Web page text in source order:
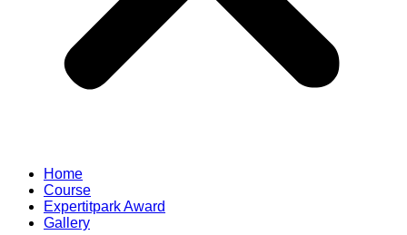
Home
Course
Expertitpark Award
Gallery